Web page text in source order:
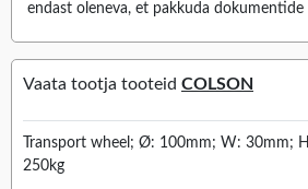
endast oleneva, et pakkuda dokumentide
Vaata tootja tooteid COLSON
Transport wheel; Ø: 100mm; W: 30mm;
250kg